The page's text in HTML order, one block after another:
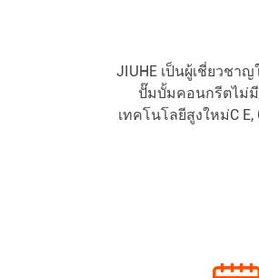
บร
ติด
คอ
JIUHE เป็นผู้เชี่ยวชา
ปั๊มบั้มคอนกรีตไม่มี
เทคโนโลยีสูงใหม่C